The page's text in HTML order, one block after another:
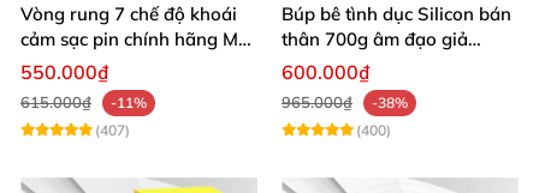
Vòng rung 7 chế độ khoái
cảm sạc pin chính hãng Mỹ
cực phê
550.000₫
615.000₫
-11%
(407)
Búp bê tình dục Silicon bán
thân 700g âm đạo giả
nguyên khối giống thật
600.000₫
965.000₫
-38%
(400)